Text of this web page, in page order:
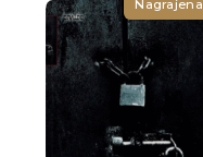
Nagrajena